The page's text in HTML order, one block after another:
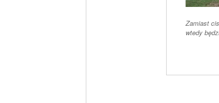
Zamiast
wtedy